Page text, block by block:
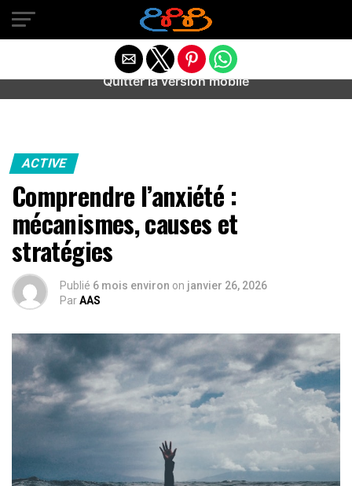
Warning
: preg_match(): Unknown modifier '/' in
/home/u589487443/domains/aideanxietestress.fr/
content/plugins/idev-post-views/includes/class-bots.php
ACTIVE
Comprendre l’anxiété :
mécanismes, causes et
stratégies
Publié 6 mois environ on janvier 26, 2026
ParAAS
Quitter la version mobile